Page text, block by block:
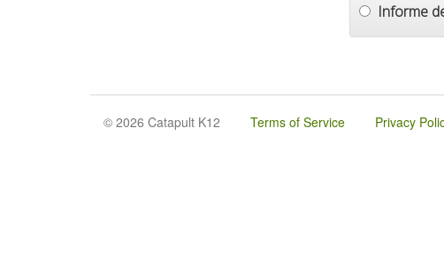
Informe
© 2026 Catapult K12 Terms of Service Privacy